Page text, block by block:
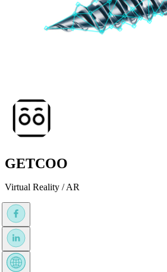
GETCOO
Virtual Reality / AR